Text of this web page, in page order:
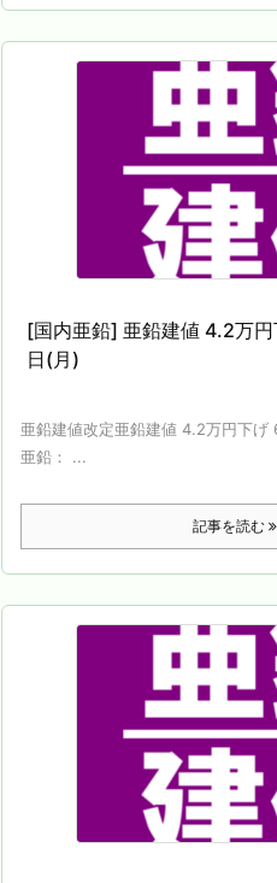
[国内亜鉛] 亜鉛建値 4.2万
日(月)
亜鉛建値改定亜鉛建値 4.2万円下
亜鉛： ...
記事を読む